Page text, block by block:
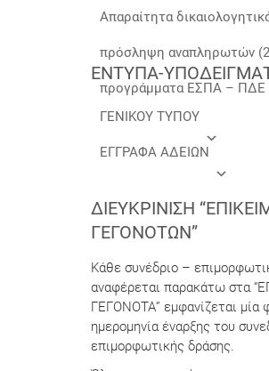
Απαραίτητα
πρόσληψη αναπληρωτών
προγράμματα ΕΣΠΑ – ΠΔΕ
ΕΝΤΥΠΑ-
ΓΕΝΙΚΟΥ ΤΥΠΟΥ
ΕΓΓΡΑΦΑ ΑΔΕΙΩΝ
ΔΙΕΥΚΡΊΝΙΣΗ
ΓΕΓΟΝΌΤΩΝ”
Κάθε συνέδριο –
αναφέρεται παρακάτω στα
ΓΕΓΟΝΟΤΑ” εμφανίζεται μία
ημερομηνία έναρξης του
επιμορφωτικής δράσης.